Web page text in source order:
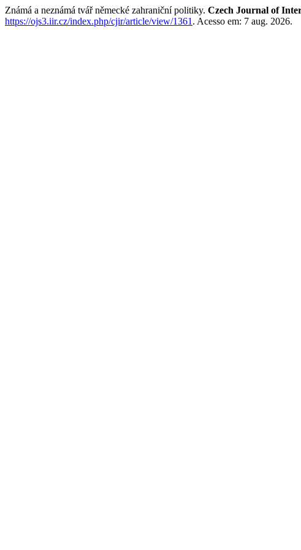
Známá a neznámá tvář německé zahraniční politiky. Czech Journal of
https://ojs3.iir.cz/index.php/cjir/article/view/1361 . Acesso em: 7 aug. 2026.